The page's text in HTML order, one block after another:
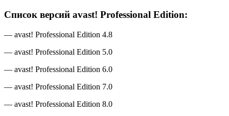
Список версий avast! Professional Edition:
— avast! Professional Edition 4.8
— avast! Professional Edition 5.0
— avast! Professional Edition 6.0
— avast! Professional Edition 7.0
— avast! Professional Edition 8.0